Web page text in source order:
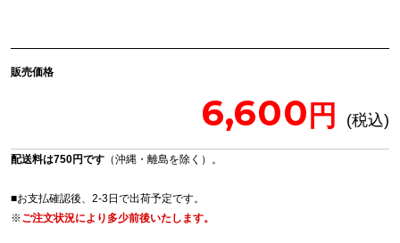
販売価格
6,600
配送料は750円です （沖縄・離島を除く）。
■お支払確認後、2-3日で出荷予定です。
※ご注文状況により多少前後いたします。